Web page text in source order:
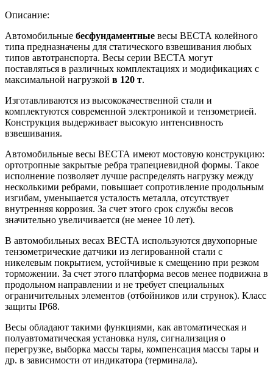
Описание:
Автомобильные бесфундаментные весы ВЕСТА колейного
типа предназначены для статического взвешивания любых
типов автотранспорта. Весы серии ВЕСТА могут
поставляться в различных комплектациях и модификациях с
максимальной нагрузкой в 120 т.
Изготавливаются из высококачественной стали и
комплектуются современной электроникой и тензометрией.
Конструкция выдерживает высокую интенсивность
взвешивания.
Автомобильные весы ВЕСТА имеют мостовую конструкцию:
ортотропные закрытые ребра трапециевидной формы. Такое
исполнение позволяет лучше распределять нагрузку между
несколькими ребрами, повышает сопротивление продольным
изгибам, уменьшается усталость металла, отсутствует
внутренняя коррозия. За счет этого срок службы весов
значительно увеличивается (не менее 10 лет).
В автомобильных весах ВЕСТА используются двухопорные
тензометрические датчики из легированной стали с
никелевым покрытием, устойчивые к смещению при резком
торможении. За счет этого платформа весов менее подвижна в
продольном направлении и не требует специальных
ограничительных элементов (отбойников или струнок). Класс
защиты IP68.
Весы обладают такими функциями, как автоматическая и
полуавтоматическая установка нуля, сигнализация о
перегрузке, выборка массы тары, компенсация массы тары и
др. в зависимости от индикатора (терминала).